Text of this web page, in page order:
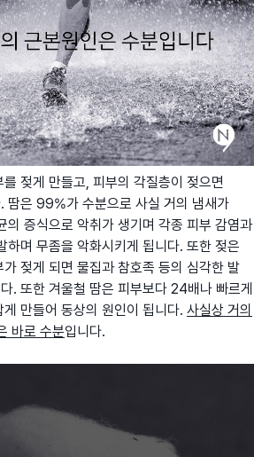
젖게 만들고, 피부의 각질층이 젖으면
땀은 99%가 수분으로 사실 거의 냄새가
의 증식으로 악취가 생기며 각종 피부 감염과
하며 무좀을 악화시키게 됩니다. 또한 젖은
젖게 되면 물집과 참호족 등의 심각한 발
. 또한 겨울철 땀은 피부보다 24배나 빠르게
만들어 동상의 원인이 됩니다. 사실상 거의
바로 수분입니다.